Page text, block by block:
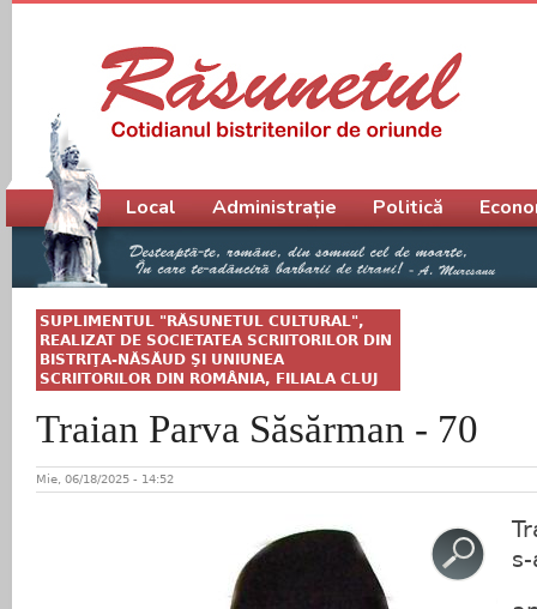
SUPLIMENTUL "RĂSUNETUL CULTURAL",
REALIZAT DE SOCIETATEA SCRIITORILOR DIN
BISTRIŢA-NĂSĂUD ŞI UNIUNEA
SCRIITORILOR DIN ROMÂNIA, FILIALA CLUJ
Traian Parva Săsărman - 70
Mie, 06/18/2025 - 14:52
Meniu principal
Local Administrație Politică